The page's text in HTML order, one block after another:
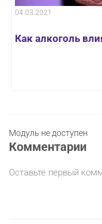
04.03.2021
Как алкоголь
Модуль не доступен
Комментарии
Оставьте первый